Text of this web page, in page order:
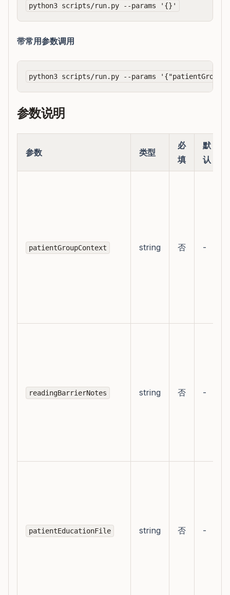
带常用参数调用
参数说明
参数 类型
必
填
默
认
patientGroupContext string 否 -
readingBarrierNotes string 否 -
patientEducationFile string 否 -